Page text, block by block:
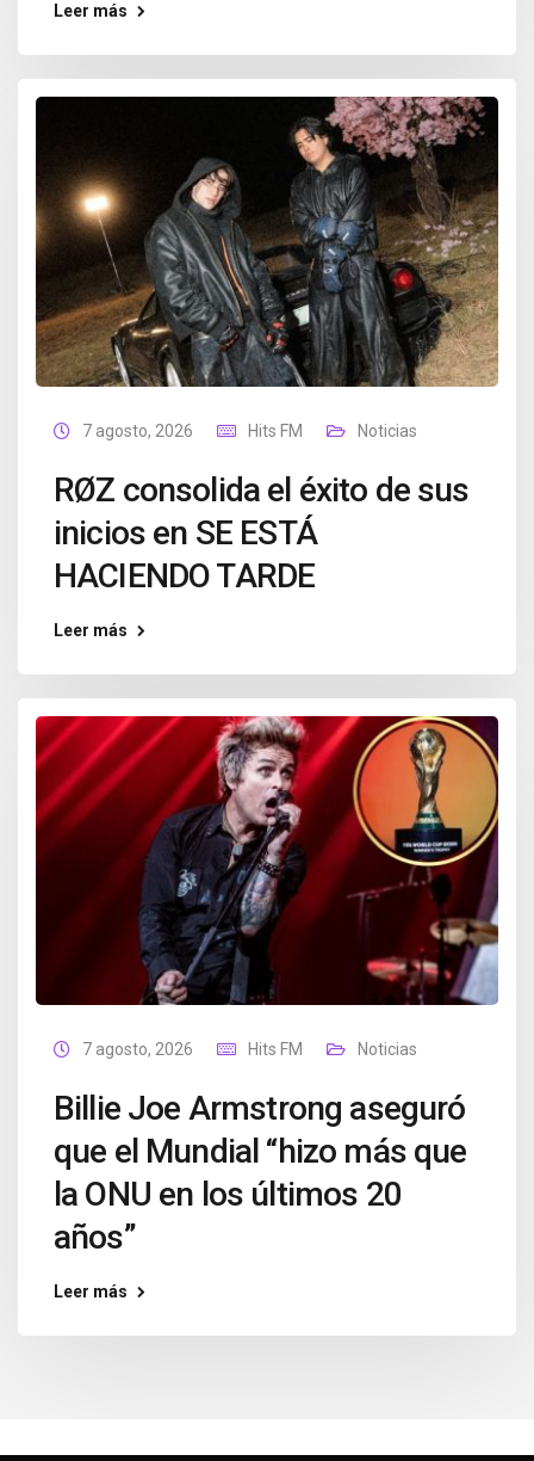
Leer más
7 agosto, 2026 Hits FM Noticias
RØZ consolida el éxito de sus
inicios en SE ESTÁ
HACIENDO TARDE
Leer más
7 agosto, 2026 Hits FM Noticias
Billie Joe Armstrong aseguró
que el Mundial “hizo más que
la ONU en los últimos 20
años”
Leer más